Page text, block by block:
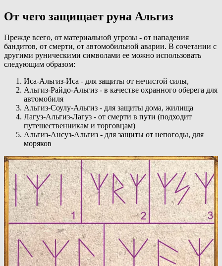
От чего защищает руна Альгиз
Прежде всего, от материальной угрозы - от нападения
бандитов, от смерти, от автомобильной аварии. В сочетании с
другими руническими символами ее можно использовать
следующим образом:
Иса-Альгиз-Иса - для защиты от нечистой силы,
Альгиз-Райдо-Альгиз - в качестве охранного оберега для
автомобиля
Альгиз-Соулу-Альгиз - для защиты дома, жилища
Лагуз-Альгиз-Лагуз - от смерти в пути (подходит
путешественникам и торговцам)
Альгиз-Ансуз-Альгиз - для защиты от непогоды, для
моряков